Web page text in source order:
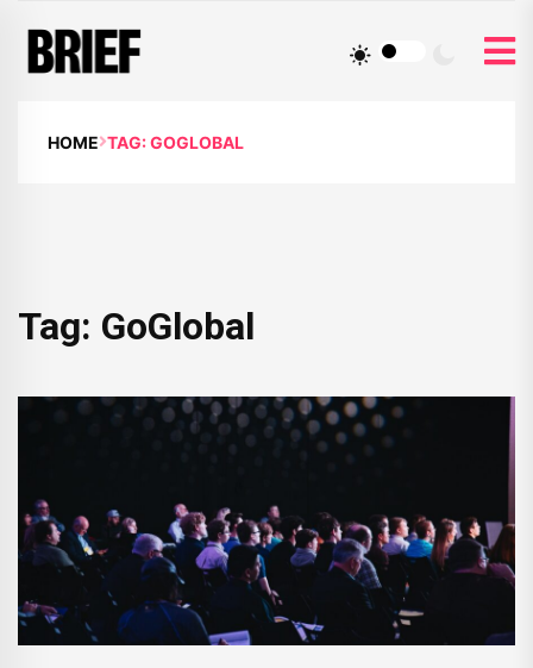
HOME TAG: GOGLOBAL
Tag: GoGlobal